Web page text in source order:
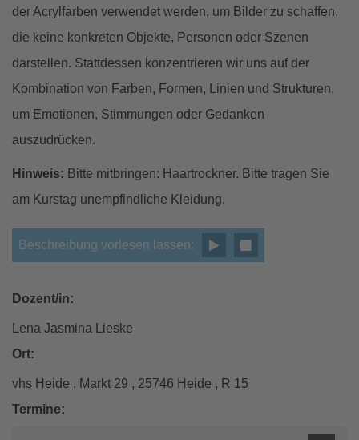
der Acrylfarben verwendet werden, um Bilder zu schaffen,
die keine konkreten Objekte, Personen oder Szenen
darstellen. Stattdessen konzentrieren wir uns auf der
Kombination von Farben, Formen, Linien und Strukturen,
um Emotionen, Stimmungen oder Gedanken
auszudrücken.
Hinweis: Bitte mitbringen: Haartrockner. Bitte tragen Sie
am Kurstag unempfindliche Kleidung.
Beschreibung vorlesen lassen:
Dozent/in:
Lena Jasmina Lieske
Ort:
vhs Heide , Markt 29 , 25746 Heide , R 15
Termine: